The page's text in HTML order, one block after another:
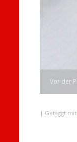
| Getaggt mit